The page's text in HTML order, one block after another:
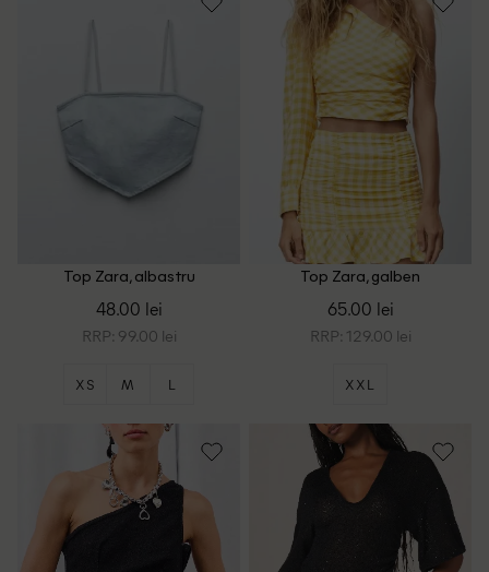
Top Zara, albastru
48.00 lei
RRP: 99.00 lei
XS M L
Top Zara, galben
65.00 lei
RRP: 129.00 lei
XXL